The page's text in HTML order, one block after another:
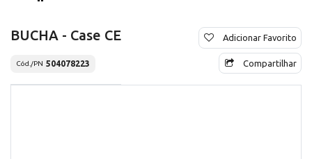
BUCHA - Case CE
Cód./PN 504078223
Adicionar Favorito
Compartilhar